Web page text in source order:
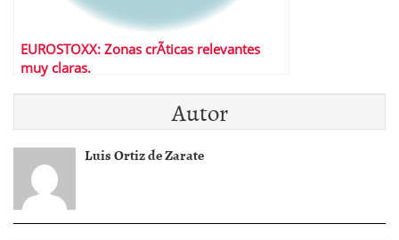
EUROSTOXX: Zonas crÃ­ticas relevantes
muy claras.
Autor
Luis Ortiz de Zarate